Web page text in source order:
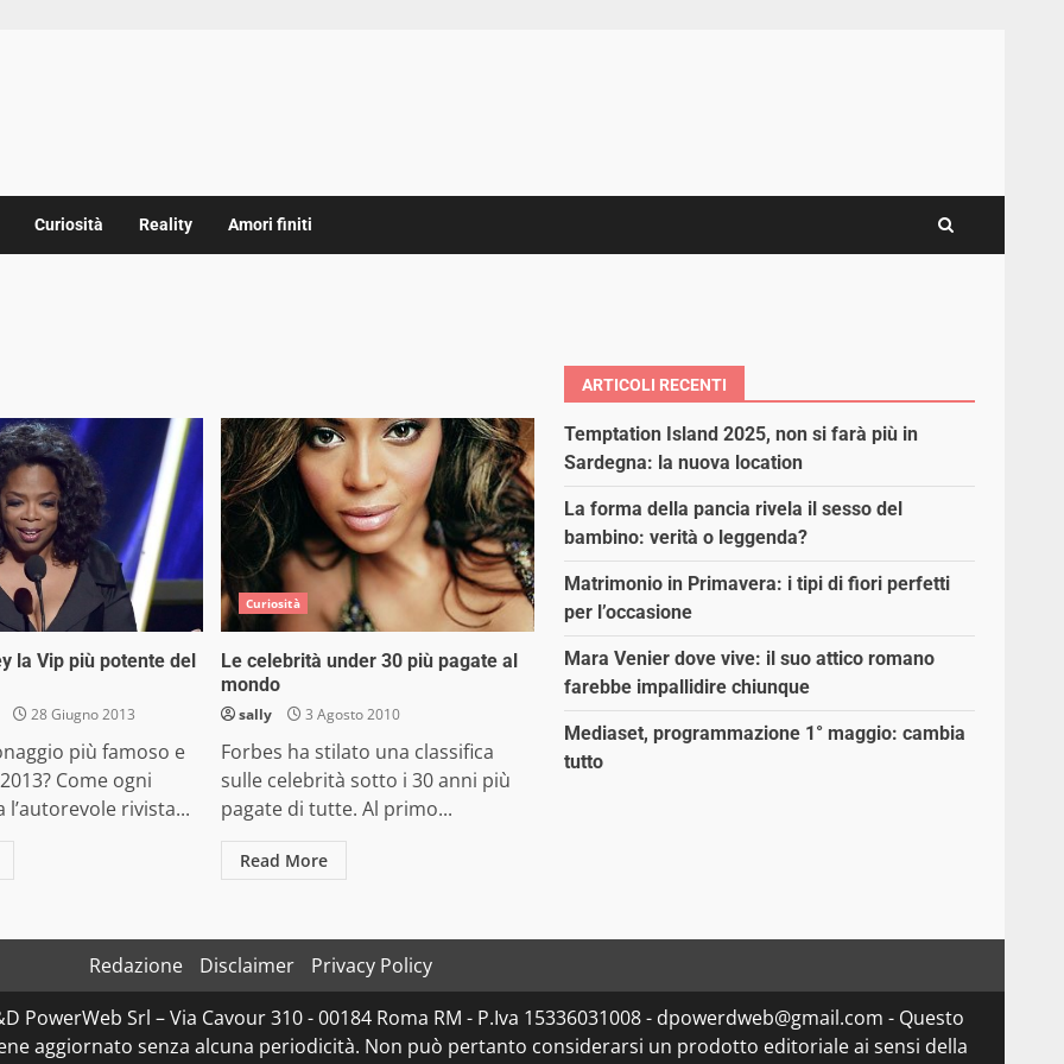
Curiosità Reality Amori finiti
la Vip più potente del
28 Giugno 2013
più famoso e
Come ogni
l’autorevole rivista...
Curiosità
Le celebrità under 30 più pagate al
mondo
sally 3 Agosto 2010
Forbes ha stilato una classifica
sulle celebrità sotto i 30 anni più
pagate di tutte. Al primo...
Read More
ARTICOLI RECENTI
Temptation Island 2025, non si farà più in
Sardegna: la nuova location
La forma della pancia rivela il sesso del
bambino: verità o leggenda?
Matrimonio in Primavera: i tipi di fiori perfetti
per l’occasione
Mara Venier dove vive: il suo attico romano
farebbe impallidire chiunque
Mediaset, programmazione 1° maggio: cambia
tutto
Redazione Disclaimer
Privacy Policy
Srl – Via Cavour 310 - 00184 Roma RM - P.Iva 15336031008 - dpowerdweb@gmail.com - Questo
aggiornato senza alcuna periodicità. Non può pertanto considerarsi un prodotto editoriale ai sensi della